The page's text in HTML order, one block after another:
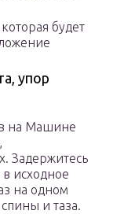
будет
упор
на Машине
Задержитесь
исходное
на одном
и таза.